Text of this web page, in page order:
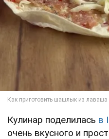
Кулинар поделилась в
очень вкусного и